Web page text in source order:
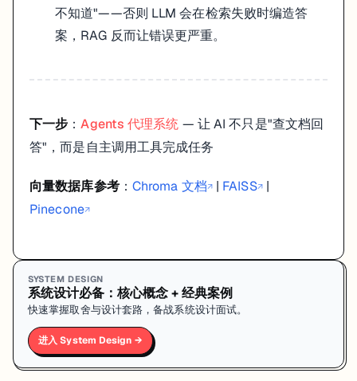
不知道"——否则 LLM 会在检索失败时编造答
案，RAG 反而让错误更严重。
下一步 ：Agents 代理系统 — 让 AI 不只是"查文档回
答"，而是自主调用工具完成任务
向量数据库参考： Chroma 文档↗| FAISS↗|
Pinecone↗
SYSTEM DESIGN
系统设计必备：核心概念 + 经典案例
快速掌握取舍与设计套路，备战系统设计面试。
进入 System Design →